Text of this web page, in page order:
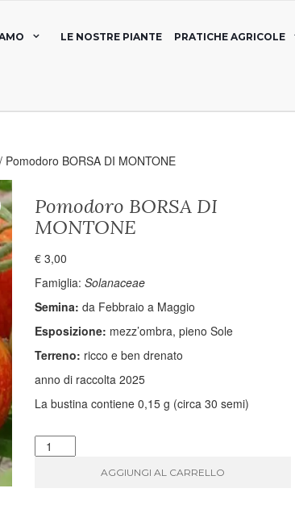
LE NOSTRE PIANTE PRATICHE AGRICOLE
/ Pomodoro BORSA DI MONTONE
Pomodoro BORSA DI
MONTONE
€ 3,00
Famiglia:Solanaceae
Semina:da Febbraio a Maggio
Esposizione: mezz’ombra, pieno Sole
Terreno: ricco e ben drenato
anno di raccolta 2025
La bustina contiene 0,15 g (circa 30 semi)
Pomodoro
BORSA
AGGIUNGI AL CARRELLO